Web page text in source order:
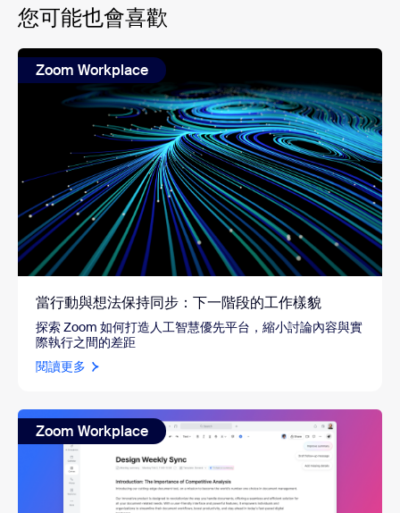
您可能也會喜歡
Zoom Workplace
當行動與想法保持同步：下一階段的工作樣貌
探索 Zoom 如何打造人工智慧優先平台，縮小討論內容與實
際執行之間的差距
閱讀更多
Zoom Workplace